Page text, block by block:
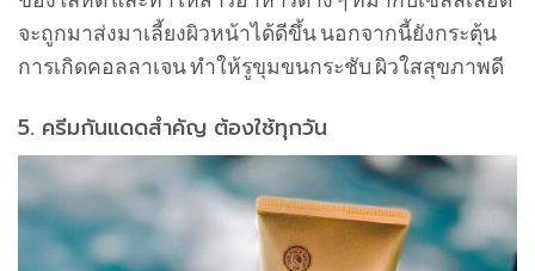
จะถูกมาส่งมาเลี้ยงผิวหน้าได้ดีขึ้น นอกจากนี้ยังกระตุ้น
การเกิดคอลลาเจน ทำให้รูขุมขนกระชับ ผิวใสสุขภาพดี
5. ครีมกันแดดสำคัญ ต้องใช้ทุกวัน